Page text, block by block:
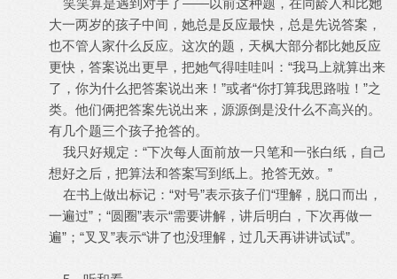
笑笑算是遇到对手了——以前这种题，在同龄人和比她
大一两岁的孩子中间，她总是反应最快，总是先说答案，
也不管人家什么反应。这次的题，天枫大部分都比她反应
更快，答案说出更早，把她气得哇哇叫：“我马上就算出来
了，你为什么把答案说出来！”或者“你打算我思路啦！”之
类。他们俩把答案先说出来，源源倒是没什么不高兴的。
有几个题三个孩子抢答的。
我只好规定：“下次每人面前放一只笔和一张白纸，自己
想好之后，把算法和答案写到纸上。抢答无效。”
在书上做出标记：“对号”表示孩子们“理解，脱口而出，
一遍过”；“圆圈”表示“需要讲解，讲后明白，下次再做一
遍”；“叉叉”表示“讲了也没理解，过几天再讲讲试试”。